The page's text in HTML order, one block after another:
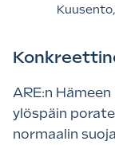
ARE:n
ylöspäin
normaalin